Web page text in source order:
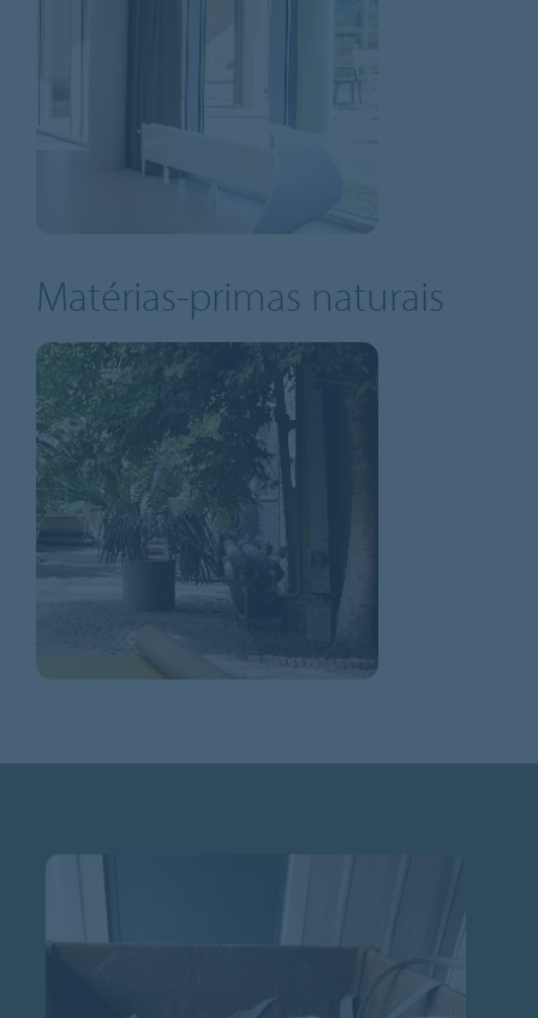
Matérias-primas naturais